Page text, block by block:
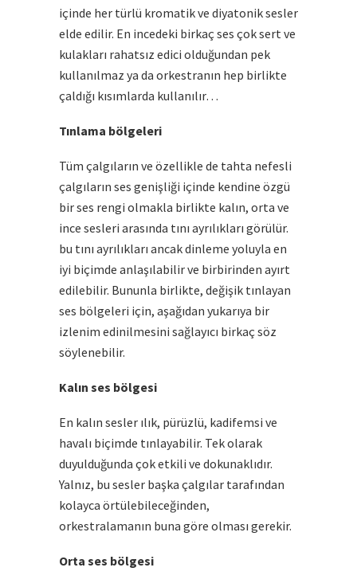
içinde her türlü kromatik ve diyatonik sesler
elde edilir. En incedeki birkaç ses çok sert ve
kulakları rahatsız edici olduğundan pek
kullanılmaz ya da orkestranın hep birlikte
çaldığı kısımlarda kullanılır…
Tınlama bölgeleri
Tüm çalgıların ve özellikle de tahta nefesli
çalgıların ses genişliği içinde kendine özgü
bir ses rengi olmakla birlikte kalın, orta ve
ince sesleri arasında tını ayrılıkları görülür.
bu tını ayrılıkları ancak dinleme yoluyla en
iyi biçimde anlaşılabilir ve birbirinden ayırt
edilebilir. Bununla birlikte, değişik tınlayan
ses bölgeleri için, aşağıdan yukarıya bir
izlenim edinilmesini sağlayıcı birkaç söz
söylenebilir.
Kalın ses bölgesi
En kalın sesler ılık, pürüzlü, kadifemsi ve
havalı biçimde tınlayabilir. Tek olarak
duyulduğunda çok etkili ve dokunaklıdır.
Yalnız, bu sesler başka çalgılar tarafından
kolayca örtülebileceğinden,
orkestralamanın buna göre olması gerekir.
Orta ses bölgesi